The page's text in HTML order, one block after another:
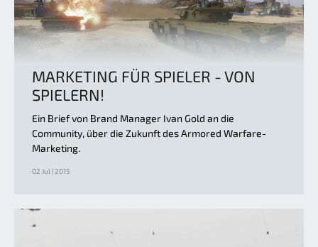
MARKETING FÜR SPIELER - VON
SPIELERN!
Ein Brief von Brand Manager Ivan Gold an die
Community, über die Zukunft des Armored Warfare-
Marketing.
02 Jul | 2015